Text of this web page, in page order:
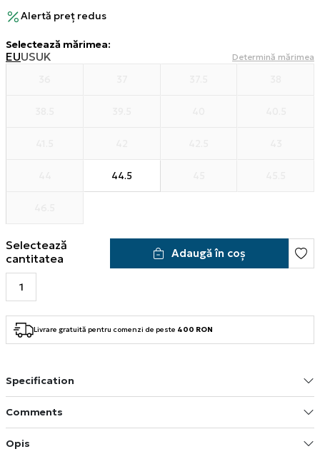
Alertă preț redus
Selectează mărimea:
EUUSUK Determină mărimea
44.5
Selectează
cantitatea
Adaugă în coș
Livrare gratuită pentru comenzi de peste 400 RON
Specification
Comments
Opis